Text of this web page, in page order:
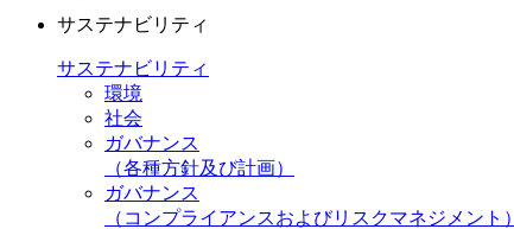
サステナビリティ
サステナビリティ
環境
社会
ガバナンス
（各種方針及び計画）
ガバナンス
（コンプライアンスおよびリスクマネジメント）